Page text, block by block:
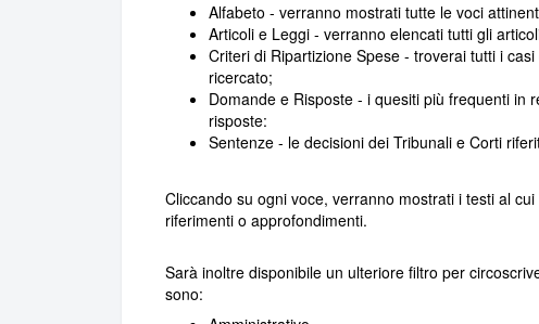
Alfabeto - verranno mostrati tutte le voci
Articoli e Leggi - verranno elencati tutti gli
Criteri di Ripartizione Spese - troverai tutti i
ricercato;
Domande e Risposte - i quesiti più frequenti in
risposte:
Sentenze - le decisioni dei Tribunali e Corti
Cliccando su ogni voce, verranno mostrati i testi al
riferimenti o approfondimenti.
Sarà inoltre disponibile un ulteriore filtro per
sono: